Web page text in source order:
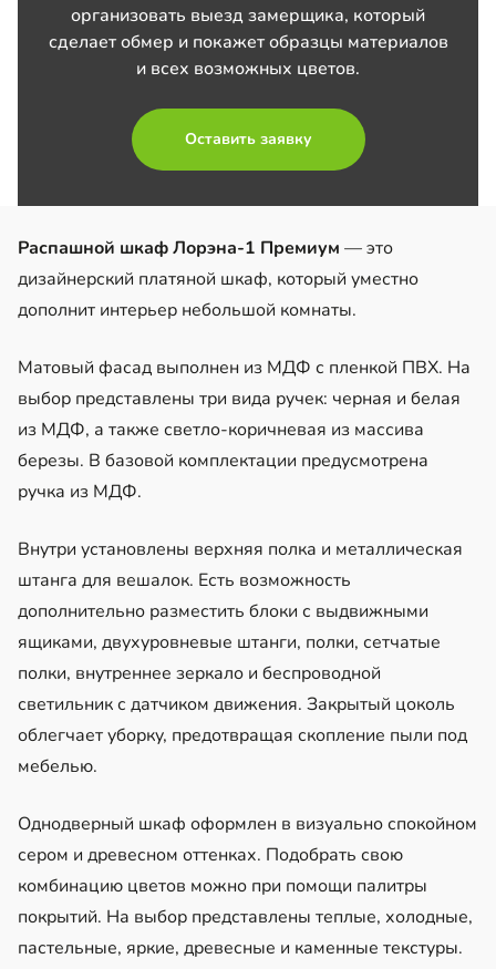
организовать выезд замерщика, который
сделает обмер и покажет образцы материалов
и всех возможных цветов.
Оставить заявку
Распашной шкаф Лорэна-1 Премиум — это
дизайнерский платяной шкаф, который уместно
дополнит интерьер небольшой комнаты.
Матовый фасад выполнен из МДФ с пленкой ПВХ. На
выбор представлены три вида ручек: черная и белая
из МДФ, а также светло-коричневая из массива
березы. В базовой комплектации предусмотрена
ручка из МДФ.
Внутри установлены верхняя полка и металлическая
штанга для вешалок. Есть возможность
дополнительно разместить блоки с выдвижными
ящиками, двухуровневые штанги, полки, сетчатые
полки, внутреннее зеркало и беспроводной
светильник с датчиком движения. Закрытый цоколь
облегчает уборку, предотвращая скопление пыли под
мебелью.
Однодверный шкаф оформлен в визуально спокойном
сером и древесном оттенках. Подобрать свою
комбинацию цветов можно при помощи палитры
покрытий. На выбор представлены теплые, холодные,
пастельные, яркие, древесные и каменные текстуры.